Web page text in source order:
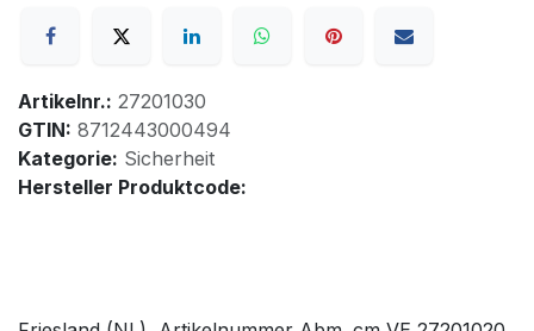
Artikelnr.: 27201030
GTIN: 8712443000494
Kategorie: Sicherheit
Hersteller Produktcode: